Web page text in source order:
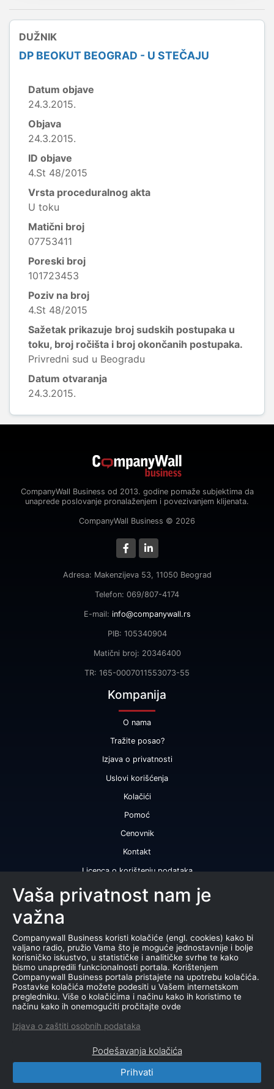
DUŽNIK
DP BEOKUT BEOGRAD - U STEČAJU
Datum objave
24.3.2015.
Objava
24.3.2015.
ID objave
4.St 48/2015
Vrsta proceduralnog akta
U toku
Matični broj
07753411
Poreski broj
101723453
Poziv na broj
4.St 48/2015
Sažetak prikazuje broj sudskih postupaka u
toku, broj ročišta i broj okončanih postupaka.
Privredni sud u Beogradu
Datum otvaranja
24.3.2015.
CompanyWall Business od 2013. godine pomaže subjektima da
unaprede poslovanje pronalaženjem i povezivanjem klijenata.
CompanyWall Business © 2026
Adresa: Makenzijeva 53, 11050 Beograd
Telefon: 069/807-4174
E-mail: info@companywall.rs
PIB: 105340904
Matični broj: 20346400
TR: 165-0007011553073-55
Kompanija
O nama
Tražite posao?
Izjava o privatnosti
Uslovi korišćenja
Kolačići
Pomoć
Cenovnik
Kontakt
Licenca o korištenju podataka
Naše usluge
Bonitetni izveštaj
Sertifikat bonitetne izvrsnosti
Proizvodi
Saradnja sa registrom APR
Marketing baza podataka
Vaša privatnost nam je
važna
Companywall Business koristi kolačiće (engl. cookies) kako bi
valjano radio, pružio Vama što je moguće jednostavnije i bolje
korisničko iskustvo, u statističke i analitičke svrhe te kako
bismo unapredili funkcionalnosti portala. Korištenjem
Companywall Business portala pristajete na upotrebu kolačića.
Postavke kolačića možete podesiti u Vašem internetskom
pregledniku. Više o kolačićima i načinu kako ih koristimo te
načinu kako ih onemogućiti pročitajte ovde
Izjava o zaštiti osobnih podataka
Podešavanja kolačića
Prihvati